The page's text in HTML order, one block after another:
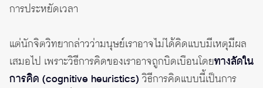
การประหยัดเวลา
แต่นักจิตวิทยากล่าวว่ามนุษย์เราอาจไม่ได้คิดแบบมีเหตุมีผล
เสมอไป เพราะวิธีการคิดของเราอาจถูกบิดเบือนโดยทางลัดใน
การคิด (cognitive heuristics)วิธีการคิดแบบนี้เป็นการ